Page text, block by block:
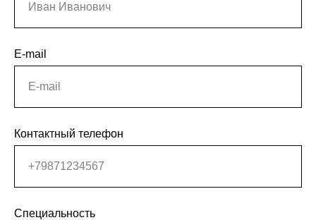
Иван Иванович
E-mail
E-mail
Контактный телефон
+79871234567
Специальность